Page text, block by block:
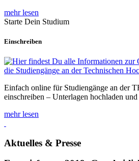
mehr lesen
Starte Dein Studium
Einschreiben
Einfach online für Studiengänge an der
einschreiben – Unterlagen hochladen und
mehr lesen
Aktuelles & Presse